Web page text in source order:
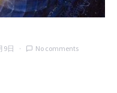
9日 No comments